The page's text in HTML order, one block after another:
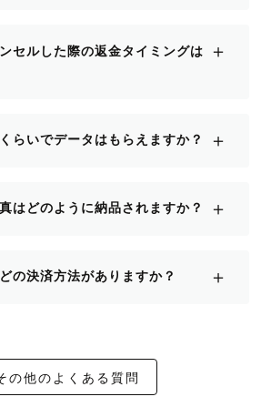
セルした際の返金タイミングは
＋
らいでデータはもらえますか？ ＋
はどのように納品されますか？ ＋
の決済方法がありますか？ ＋
の他のよくある質問